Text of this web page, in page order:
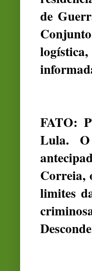
de
FATO:
Lula. O
Correia,
limites